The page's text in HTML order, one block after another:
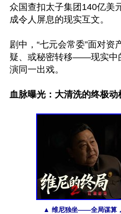
众国查扣太子集团140亿美
成令人屏息的现实互文。
剧中，“七元会常委”面对资
疑、或秘密转移——现实中
演同一出戏。
血脉曝光：大清洗的终极动
▲ 维尼独坐——全局谋算，